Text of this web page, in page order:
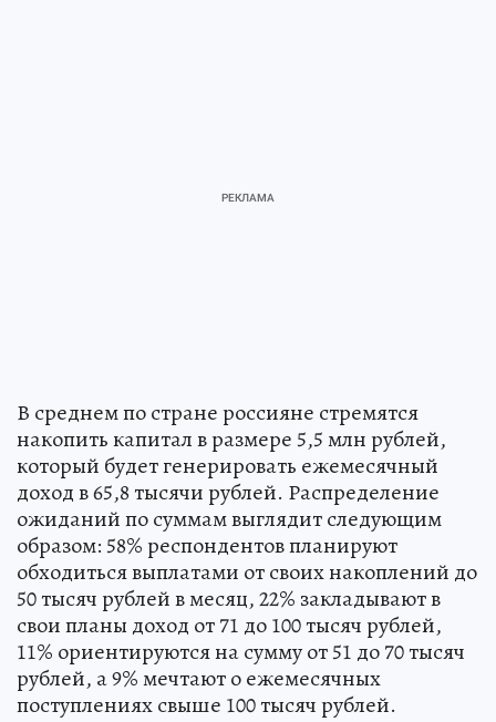
В среднем по стране россияне стремятся
накопить капитал в размере 5,5 млн рублей,
который будет генерировать ежемесячный
доход в 65,8 тысячи рублей. Распределение
ожиданий по суммам выглядит следующим
образом: 58% респондентов планируют
обходиться выплатами от своих накоплений до
50 тысяч рублей в месяц, 22% закладывают в
свои планы доход от 71 до 100 тысяч рублей,
11% ориентируются на сумму от 51 до 70 тысяч
рублей, а 9% мечтают о ежемесячных
поступлениях свыше 100 тысяч рублей.